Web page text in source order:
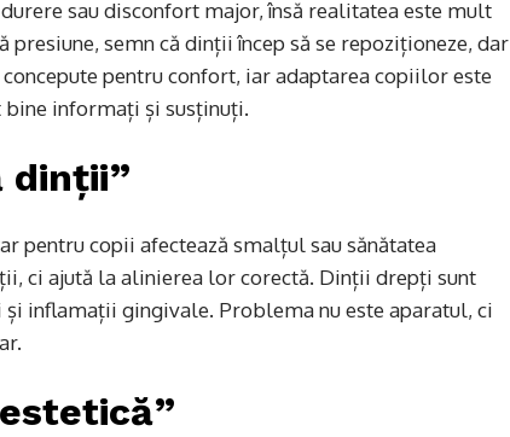
sau disconfort major, însă realitatea este mult
semn că dinții încep să se repoziționeze, dar
pentru confort, iar adaptarea copiilor este
bine informați și susținuți.
dinții”
pentru copii afectează smalțul sau sănătatea
ci ajută la alinierea lor corectă. Dinții drepți sunt
și inflamații gingivale. Problema nu este aparatul, ci